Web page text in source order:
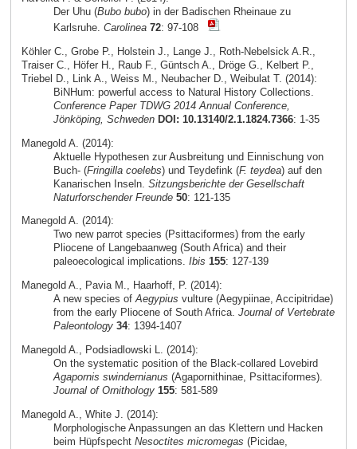
Der Uhu (Bubo bubo) in der Badischen Rheinaue zu
Karlsruhe. Carolinea 72: 97-108
Köhler C., Grobe P., Holstein J., Lange J., Roth-Nebelsick A.R.,
Traiser C., Höfer H., Raub F., Güntsch A., Dröge G., Kelbert P.,
Triebel D., Link A., Weiss M., Neubacher D., Weibulat T. (2014):
BiNHum: powerful access to Natural History Collections.
Conference Paper TDWG 2014 Annual Conference,
Jönköping, Schweden DOI: 10.13140/2.1.1824.7366: 1-35
Manegold A. (2014):
Aktuelle Hypothesen zur Ausbreitung und Einnischung von
Buch- (Fringilla coelebs) und Teydefink (F. teydea) auf den
Kanarischen Inseln. Sitzungsberichte der Gesellschaft
Naturforschender Freunde 50: 121-135
Manegold A. (2014):
Two new parrot species (Psittaciformes) from the early
Pliocene of Langebaanweg (South Africa) and their
paleoecological implications. Ibis 155: 127-139
Manegold A., Pavia M., Haarhoff, P. (2014):
A new species ofAegypius vulture (Aegypiinae, Accipitridae)
from the early Pliocene of South Africa. Journal of Vertebrate
Paleontology 34: 1394-1407
Manegold A., Podsiadlowski L. (2014):
On the systematic position of the Black-collared Lovebird
Agapornis swindernianus (Agapornithinae, Psittaciformes).
Journal of Ornithology 155: 581-589
Manegold A., White J. (2014):
Morphologische Anpassungen an das Klettern und Hacken
beim Hüpfspecht Nesoctites micromegas (Picidae,